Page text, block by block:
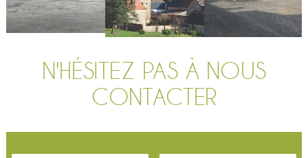
N'HÉSITEZ PAS À NOUS
CONTACTER